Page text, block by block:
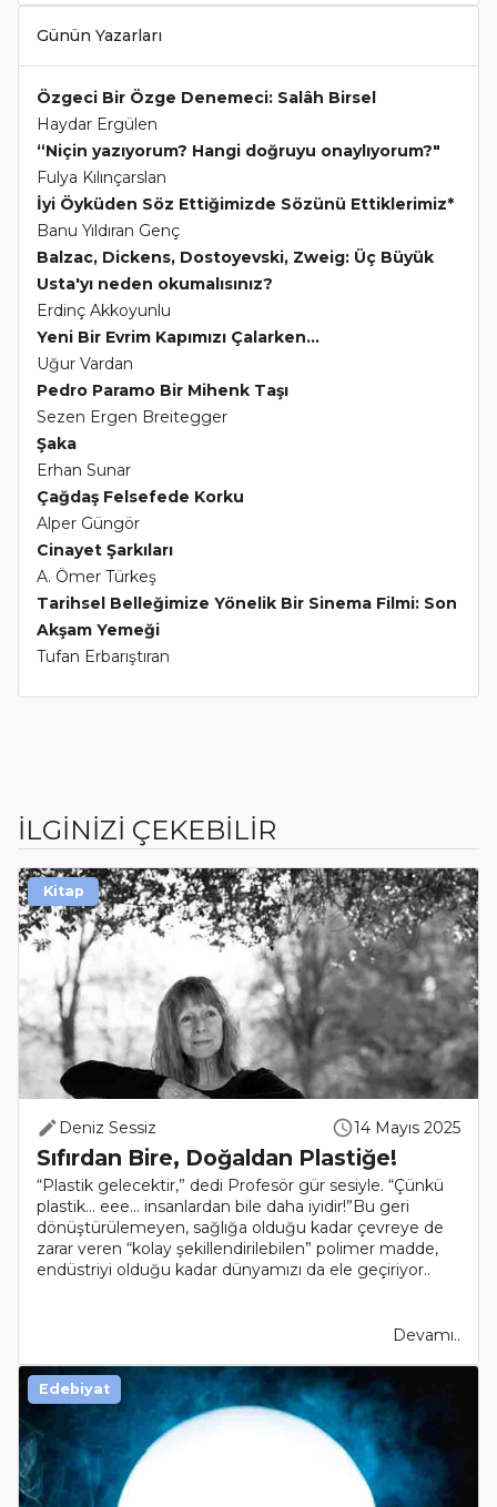
Günün Yazarları
Özgeci Bir Özge Denemeci: Salâh Birsel
Haydar Ergülen
“Niçin yazıyorum? Hangi doğruyu onaylıyorum?"
Fulya Kılınçarslan
İyi Öyküden Söz Ettiğimizde Sözünü Ettiklerimiz*
Banu Yıldıran Genç
Balzac, Dickens, Dostoyevski, Zweig: Üç Büyük
Usta'yı neden okumalısınız?
Erdinç Akkoyunlu
Yeni Bir Evrim Kapımızı Çalarken...
Uğur Vardan
Pedro Paramo Bir Mihenk Taşı
Sezen Ergen Breitegger
Şaka
Erhan Sunar
Çağdaş Felsefede Korku
Alper Güngör
Cinayet Şarkıları
A. Ömer Türkeş
Tarihsel Belleğimize Yönelik Bir Sinema Filmi: Son
Akşam Yemeği
Tufan Erbarıştıran
İLGİNİZİ ÇEKEBİLİR
Deniz Sessiz 14 Mayıs 2025
Sıfırdan Bire, Doğaldan Plastiğe!
“Plastik gelecektir,” dedi Profesör gür sesiyle. “Çünkü
plastik... eee... insanlardan bile daha iyidir!”Bu geri
dönüştürülemeyen, sağlığa olduğu kadar çevreye de
zarar veren “kolay şekillendirilebilen” polimer madde,
endüstriyi olduğu kadar dünyamızı da ele geçiriyor..
Devamı..
Kitap
Edebiyat